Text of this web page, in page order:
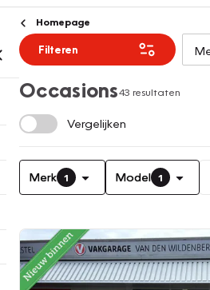
Homepage
Filteren
Occasions43 resultaten
Vergelijken
Merk 1 Model 1